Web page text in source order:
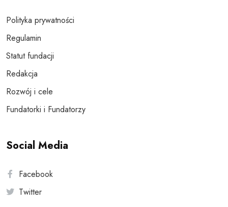
Polityka prywatności
Regulamin
Statut fundacji
Redakcja
Rozwój i cele
Fundatorki i Fundatorzy
Social Media
Facebook
Twitter